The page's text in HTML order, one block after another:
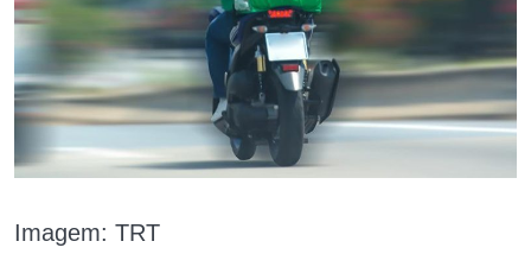
Imagem: TRT